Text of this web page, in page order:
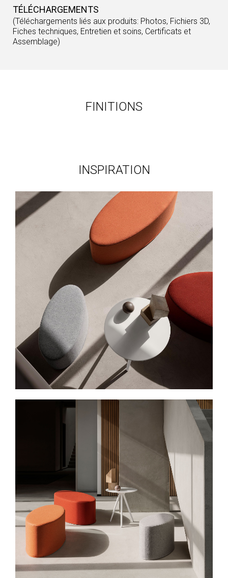
TÉLÉCHARGEMENTS
(Téléchargements liés aux produits: Photos, Fichiers 3D,
Fiches techniques, Entretien et soins, Certificats et
Assemblage)
FINITIONS
INSPIRATION